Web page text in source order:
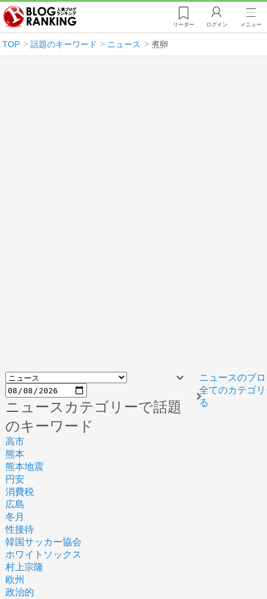
リーダー ログイン メニュー
TOP 話題のキーワード ニュース 煮卵
ニュースカテゴリーで話題
のキーワード
高市
熊本
熊本地震
円安
消費税
広島
冬月
性接待
韓国サッカー協会
ホワイトソックス
村上宗隆
欧州
政治的
ニュースのブ
全てのカテゴ
る